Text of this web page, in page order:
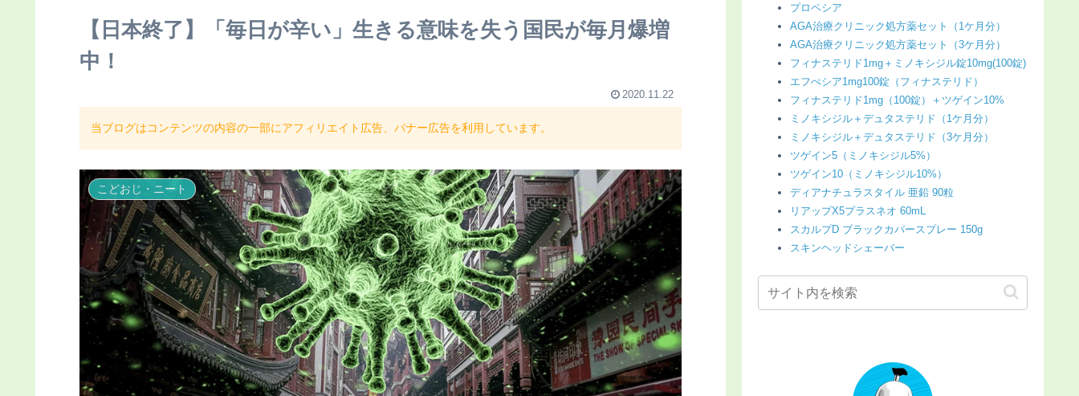
【日本終了】「毎日が辛い」生きる意味を失う国民が毎月爆増
中！
2020.11.22
当ブログはコンテンツの内容の一部にアフィリエイト広告、バナー広告を利用しています。
こどおじ・ニート
プロペシア
AGA治療クリニック処方薬セット（1ケ月分）
AGA治療クリニック処方薬セット（3ケ月分）
フィナステリド1mg＋ミノキシジル錠10mg(100錠)
エフぺシア1mg100錠（フィナステリド）
フィナステリド1mg（100錠）＋ツゲイン10%
ミノキシジル＋デュタステリド（1ケ月分）
ミノキシジル＋デュタステリド（3ケ月分）
ツゲイン5（ミノキシジル5%）
ツゲイン10（ミノキシジル10%）
ディアナチュラスタイル 亜鉛 90粒
リアップX5プラスネオ 60mL
スカルプD ブラックカバースプレー 150g
スキンヘッドシェーバー